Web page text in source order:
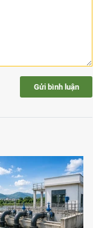
Gửi bình luận